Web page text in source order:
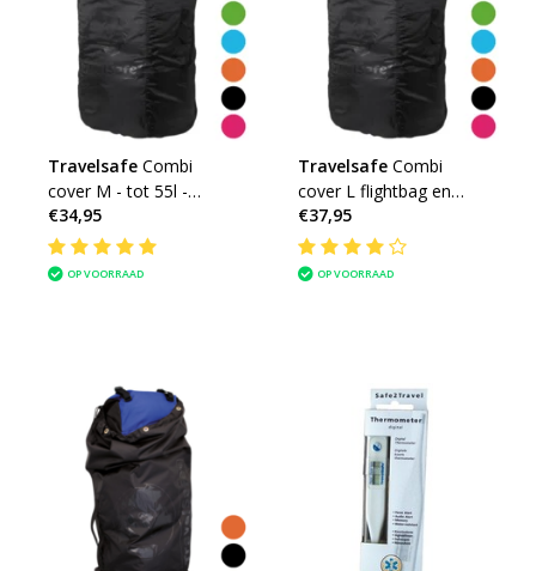
Travelsafe Combi
cover M - tot 55l -
backpack flightbag &
regenhoes
€34,95
OP VOORRAAD
Travelsafe Combi
cover L flightbag en
regenhoes voor
backpacks 55 tot 100l
€37,95
OP VOORRAAD